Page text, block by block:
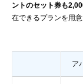
ントのセット券も
在できるプランを用意
ア